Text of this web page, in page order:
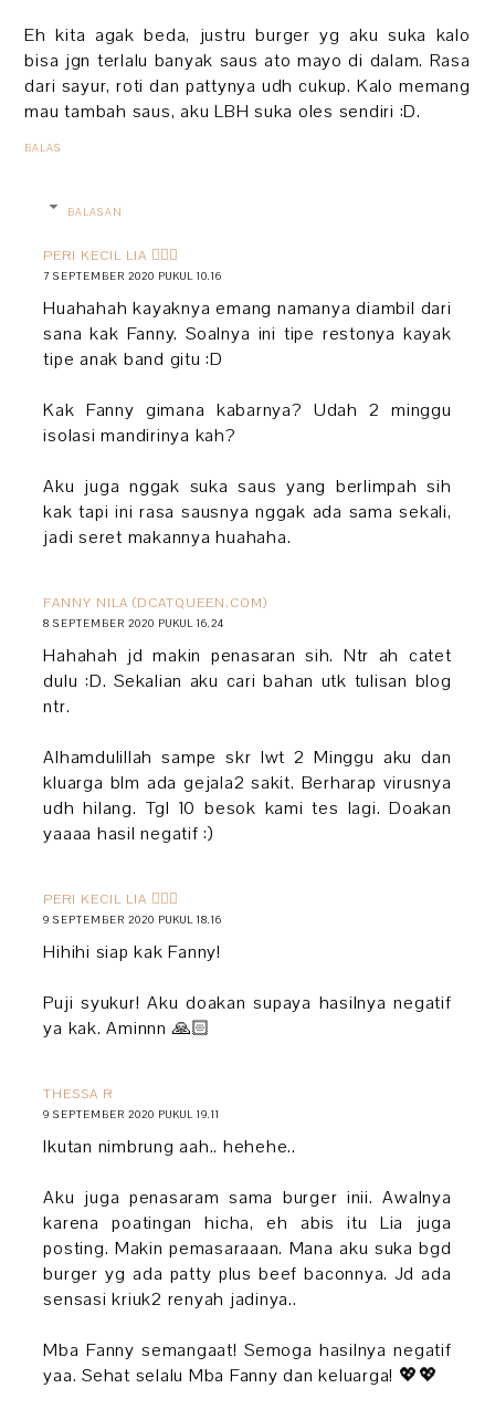
Eh kita agak beda, justru burger yg aku suka kalo
bisa jgn terlalu banyak saus ato mayo di dalam. Rasa
dari sayur, roti dan pattynya udh cukup. Kalo memang
mau tambah saus, aku LBH suka oles sendiri :D.
BALAS
BALASAN
PERI KECIL LIA 🧚🏻‍♀️
7 SEPTEMBER 2020 PUKUL 10.16
Huahahah kayaknya emang namanya diambil dari
sana kak Fanny. Soalnya ini tipe restonya kayak
tipe anak band gitu :D
Kak Fanny gimana kabarnya? Udah 2 minggu
isolasi mandirinya kah?
Aku juga nggak suka saus yang berlimpah sih
kak tapi ini rasa sausnya nggak ada sama sekali,
jadi seret makannya huahaha.
FANNY NILA (DCATQUEEN.COM)
8 SEPTEMBER 2020 PUKUL 16.24
Hahahah jd makin penasaran sih. Ntr ah catet
dulu :D. Sekalian aku cari bahan utk tulisan blog
ntr.
Alhamdulillah sampe skr lwt 2 Minggu aku dan
kluarga blm ada gejala2 sakit. Berharap virusnya
udh hilang. Tgl 10 besok kami tes lagi. Doakan
yaaaa hasil negatif :)
PERI KECIL LIA 🧚🏻‍♀️
9 SEPTEMBER 2020 PUKUL 18.16
Hihihi siap kak Fanny!
Puji syukur! Aku doakan supaya hasilnya negatif
ya kak. Aminnn 🙏🏻
THESSA R
9 SEPTEMBER 2020 PUKUL 19.11
Ikutan nimbrung aah.. hehehe..
Aku juga penasaram sama burger inii. Awalnya
karena poatingan hicha, eh abis itu Lia juga
posting. Makin pemasaraaan. Mana aku suka bgd
burger yg ada patty plus beef baconnya. Jd ada
sensasi kriuk2 renyah jadinya..
Mba Fanny semangaat! Semoga hasilnya negatif
yaa. Sehat selalu Mba Fanny dan keluarga! 💖💖